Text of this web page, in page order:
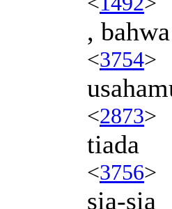
, bahwa
<3754>
<2873>
tiada
<3756>
sia-sia